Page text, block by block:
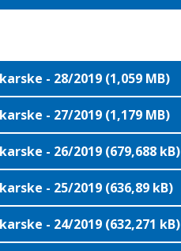
- 28/2019 (1,059 MB)
- 27/2019 (1,179 MB)
- 26/2019 (679,688 kB)
- 25/2019 (636,89 kB)
- 24/2019 (632,271 kB)